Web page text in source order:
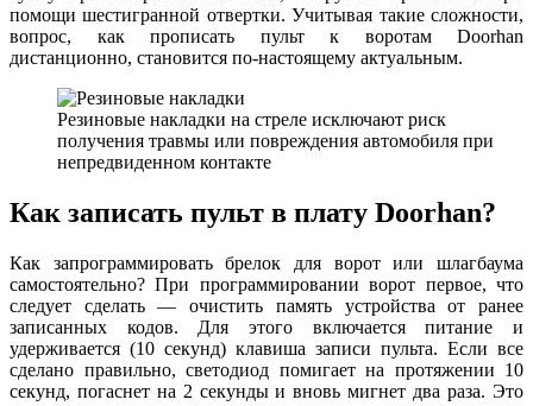
помощи шестигранной отвертки. Учитывая такие сложности,
вопрос, как прописать пульт к воротам Doorhan
дистанционно, становится по-настоящему актуальным.
Резиновые накладки на стреле исключают риск
получения травмы или повреждения автомобиля при
непредвиденном контакте
Как записать пульт в плату Doorhan?
Как запрограммировать брелок для ворот или шлагбаума
самостоятельно? При программировании ворот первое, что
следует сделать — очистить память устройства от ранее
записанных кодов. Для этого включается питание и
удерживается (10 секунд) клавиша записи пульта. Если все
сделано правильно, светодиод помигает на протяжении 10
секунд, погаснет на 2 секунды и вновь мигнет два раза. Это